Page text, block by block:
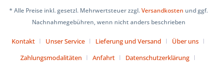
* Alle Preise inkl. gesetzl. Mehrwertsteuer zzgl.Versandkosten und ggf.
Nachnahmegebühren, wenn nicht anders beschrieben
Kontakt Unser Service Lieferung und Versand
Über uns
Zahlungsmodalitäten
Anfahrt Datenschutzerklärung